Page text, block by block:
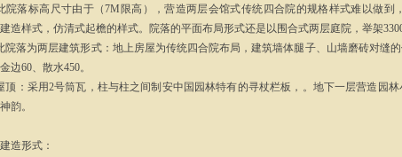
院落标高尺寸由于（7M限高），营造两层会馆式传统四合院的规格样式难以做
造样式，仿清式起檐的样式。院落的平面布局形式还是以围合式两层庭院，举架
院落为两层建筑形式：地上房屋为传统四合院布局，建筑墙体腿子、山墙磨砖对缝
边60、散水450。
顶：采用2号筒瓦，柱与柱之间制安中国园林特有的寻杖栏板，。地下一层营造园
韵。
造形式：